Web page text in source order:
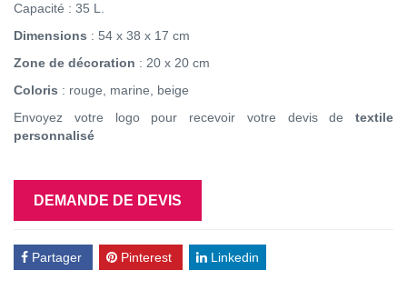
Capacité : 35 L.
Dimensions : 54 x 38 x 17 cm
Zone de décoration : 20 x 20 cm
Coloris : rouge, marine, beige
Envoyez votre logo pour recevoir votre devis de textile
personnalisé
DEMANDE DE DEVIS
Partager Pinterest Linkedin